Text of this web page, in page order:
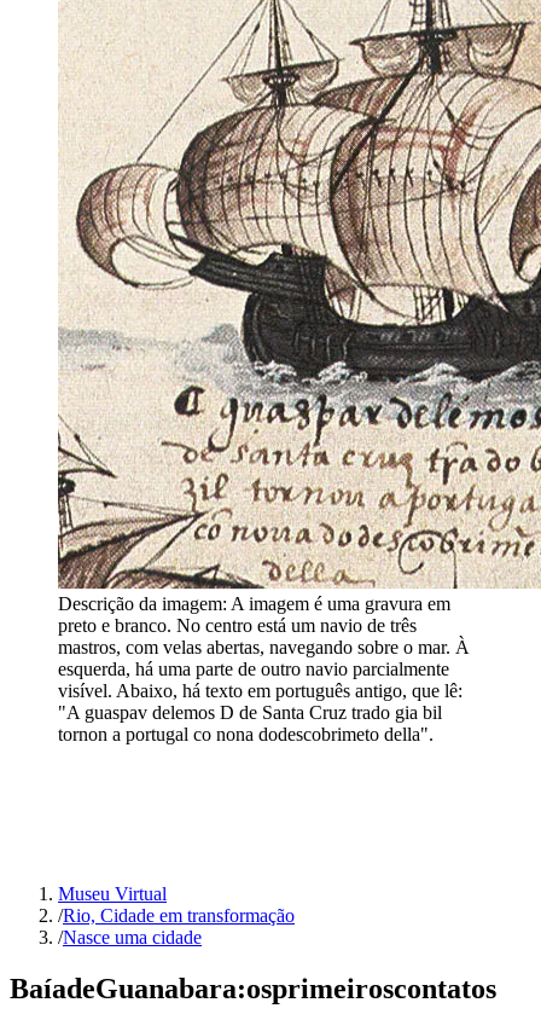
Descrição da imagem: A imagem é uma gravura em
preto e branco. No centro está um navio de três
mastros, com velas abertas, navegando sobre o mar. À
esquerda, há uma parte de outro navio parcialmente
visível. Abaixo, há texto em português antigo, que lê:
"A guaspav delemos D de Santa Cruz trado gia bil
tornon a portugal co nona dodescobrimeto della".
Museu Virtual
/Rio, Cidade em transformação
/Nasce uma cidade
BaíadeGuanabara:osprimeiroscontatos